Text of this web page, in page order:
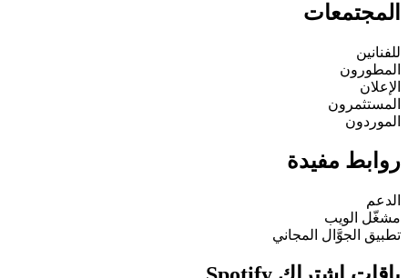
المجتمعات
للفنانين
المطورون
الإعلان
المستثمرون
الموردون
روابط مفيدة
الدعم
مشغّل الويب
تطبيق الجوَّال المجاني